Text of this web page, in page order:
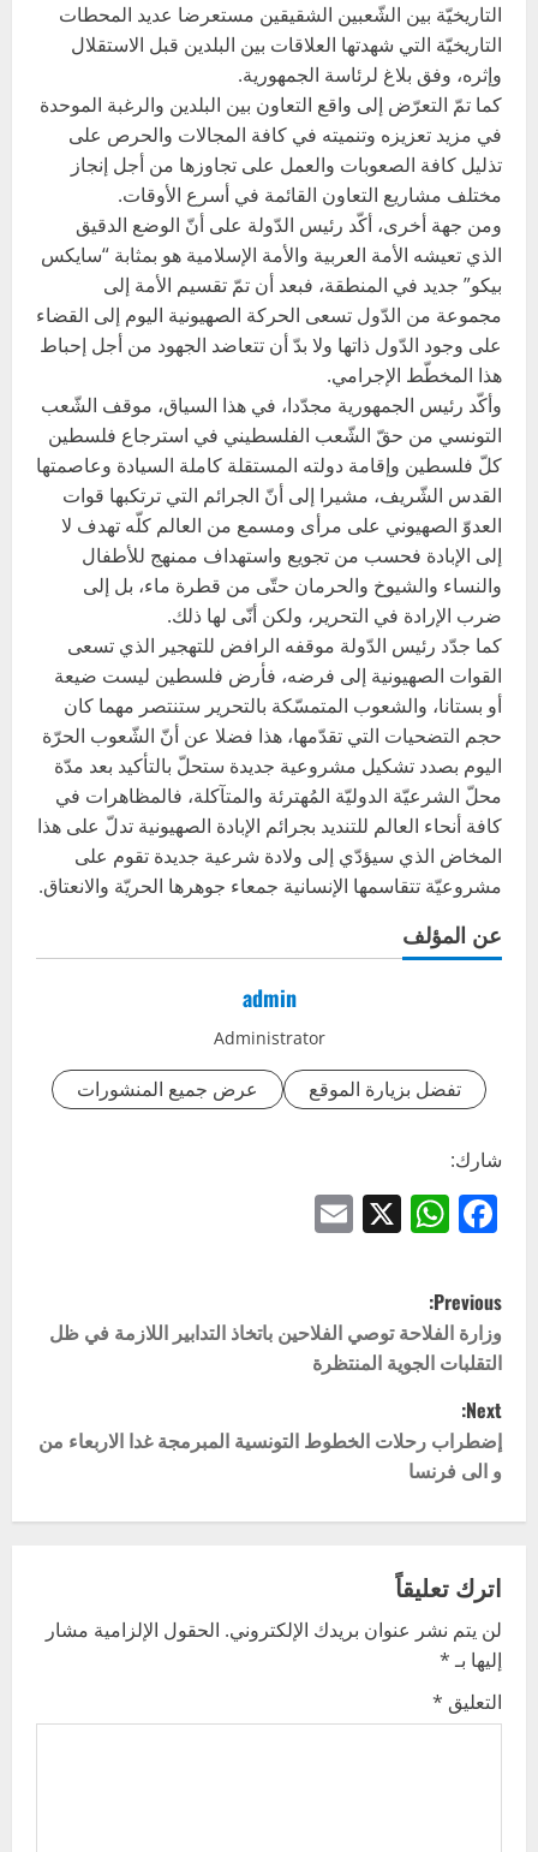
التاريخيّة بين الشّعبين الشقيقين مستعرضا عديد المحطات
التاريخيّة التي شهدتها العلاقات بين البلدين قبل الاستقلال
وإثره، وفق بلاغ لرئاسة الجمهورية.
كما تمّ التعرّض إلى واقع التعاون بين البلدين والرغبة الموحدة
في مزيد تعزيزه وتنميته في كافة المجالات والحرص على
تذليل كافة الصعوبات والعمل على تجاوزها من أجل إنجاز
مختلف مشاريع التعاون القائمة في أسرع الأوقات.
ومن جهة أخرى، أكّد رئيس الدّولة على أنّ الوضع الدقيق
الذي تعيشه الأمة العربية والأمة الإسلامية هو بمثابة “سايكس
بيكو” جديد في المنطقة، فبعد أن تمّ تقسيم الأمة إلى
مجموعة من الدّول تسعى الحركة الصهيونية اليوم إلى القضاء
على وجود الدّول ذاتها ولا بدّ أن تتعاضد الجهود من أجل إحباط
هذا المخطّط الإجرامي.
وأكّد رئيس الجمهورية مجدّدا، في هذا السياق، موقف الشّعب
التونسي من حقّ الشّعب الفلسطيني في استرجاع فلسطين
كلّ فلسطين وإقامة دولته المستقلة كاملة السيادة وعاصمتها
القدس الشّريف، مشيرا إلى أنّ الجرائم التي ترتكبها قوات
العدوّ الصهيوني على مرأى ومسمع من العالم كلّه تهدف لا
إلى الإبادة فحسب من تجويع واستهداف ممنهج للأطفال
والنساء والشيوخ والحرمان حتّى من قطرة ماء، بل إلى
ضرب الإرادة في التحرير، ولكن أنّى لها ذلك.
كما جدّد رئيس الدّولة موقفه الرافض للتهجير الذي تسعى
القوات الصهيونية إلى فرضه، فأرض فلسطين ليست ضيعة
أو بستانا، والشعوب المتمسّكة بالتحرير ستنتصر مهما كان
حجم التضحيات التي تقدّمها، هذا فضلا عن أنّ الشّعوب الحرّة
اليوم بصدد تشكيل مشروعية جديدة ستحلّ بالتأكيد بعد مدّة
محلّ الشرعيّة الدوليّة المُهترئة والمتآكلة، فالمظاهرات في
كافة أنحاء العالم للتنديد بجرائم الإبادة الصهيونية تدلّ على هذا
المخاض الذي سيؤدّي إلى ولادة شرعية جديدة تقوم على
مشروعيّة تتقاسمها الإنسانية جمعاء جوهرها الحريّة والانعتاق.
عن المؤلف
admin
Administrator
تفضل بزيارة الموقع عرض جميع المنشورات
شارك:
Facebook
WhatsApp
X
P
o
s
t
n
v
i
g
Previous:
وزارة الفلاحة توصي الفلاحين باتخاذ التدابير اللازمة في ظل
التقلبات الجوية المنتظرة
Next:
إضطراب رحلات الخطوط التونسية المبرمجة غدا الاربعاء من
و الى فرنسا
اترك تعليقاً
لن يتم نشر عنوان بريدك الإلكتروني. الحقول الإلزامية مشار
إليها بـ*
التعليق *